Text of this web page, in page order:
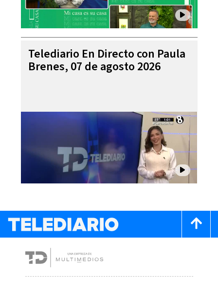
Telediario En Directo con Paula
Brenes, 07 de agosto 2026